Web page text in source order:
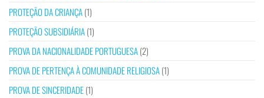
PROTEÇÃO DA CRIANÇA(1)
PROTEÇÃO SUBSIDIÁRIA(1)
PROVA DA NACIONALIDADE PORTUGUESA(2)
PROVA DE PERTENÇA À COMUNIDADE RELIGIOSA(1)
PROVA DE SINCERIDADE(1)